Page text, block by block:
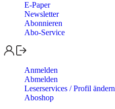
E-Paper
Newsletter
Abonnieren
Abo-Service
Anmelden
Abmelden
Leserservices / Profil ändern
Aboshop